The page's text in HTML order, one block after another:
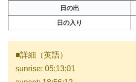
日の出
日の入り
■詳細（英語）
sunrise: 05:13:01